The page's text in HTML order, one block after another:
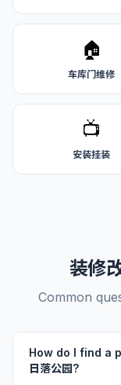
🏠
车库门维修
📺
安装挂装
装修
Common
How do I find a
日落公园?